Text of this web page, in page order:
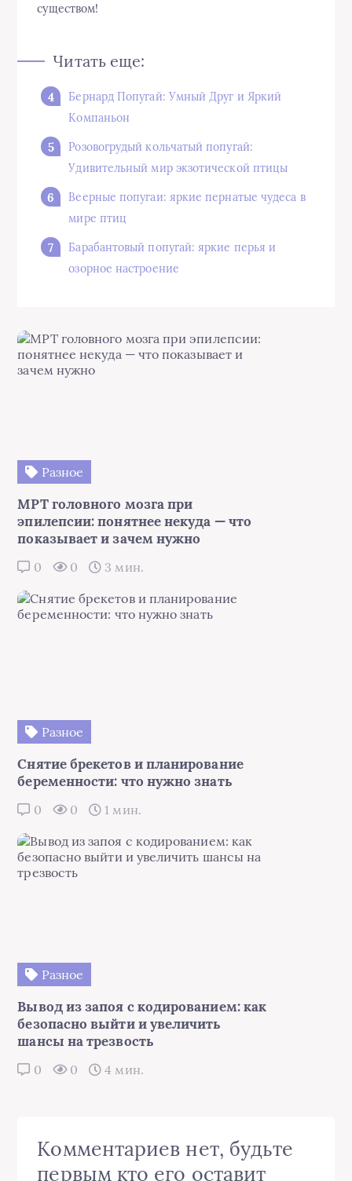
существом!
Читать еще:
Бернард Попугай: Умный Друг и Яркий
Компаньон
Розовогрудый кольчатый попугай:
Удивительный мир экзотической птицы
Веерные попугаи: яркие пернатые чудеса в
мире птиц
Барабантовый попугай: яркие перья и
озорное настроение
Разное
МРТ головного мозга при
эпилепсии: понятнее некуда — что
показывает и зачем нужно
0 0 3 мин.
Разное
Снятие брекетов и планирование
беременности: что нужно знать
0 0 1 мин.
Разное
Вывод из запоя с кодированием: как
безопасно выйти и увеличить
шансы на трезвость
0 0 4 мин.
Комментариев нет, будьте
первым кто его оставит